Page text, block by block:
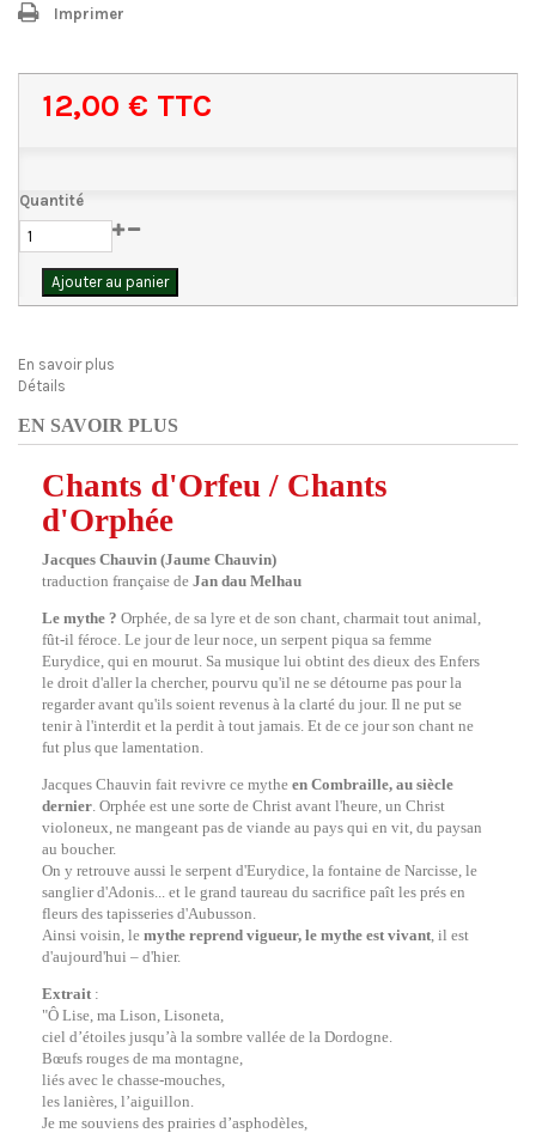
Imprimer
12,00 € TTC
Quantité
Ajouter au panier
En savoir plus
Détails
EN SAVOIR PLUS
Chants d'Orfeu / Chants
d'Orphée
Jacques Chauvin (Jaume Chauvin)
traduction française de Jan dau Melhau
Le mythe ? Orphée, de sa lyre et de son chant, charmait tout animal,
fût-il féroce. Le jour de leur noce, un serpent piqua sa femme
Eurydice, qui en mourut. Sa musique lui obtint des dieux des Enfers
le droit d'aller la chercher, pourvu qu'il ne se détourne pas pour la
regarder avant qu'ils soient revenus à la clarté du jour. Il ne put se
tenir à l'interdit et la perdit à tout jamais. Et de ce jour son chant ne
fut plus que lamentation.
Jacques Chauvin fait revivre ce mythe en Combraille, au siècle
dernier. Orphée est une sorte de Christ avant l'heure, un Christ
violoneux, ne mangeant pas de viande au pays qui en vit, du paysan
au boucher.
On y retrouve aussi le serpent d'Eurydice, la fontaine de Narcisse, le
sanglier d'Adonis... et le grand taureau du sacrifice paît les prés en
fleurs des tapisseries d'Aubusson.
Ainsi voisin, le mythe reprend vigueur, le mythe est vivant, il est
d'aujourd'hui – d'hier.
Extrait :
"Ô Lise, ma Lison, Lisoneta,
ciel d’étoiles jusqu’à la sombre vallée de la Dordogne.
Bœufs rouges de ma montagne,
liés avec le chasse-mouches,
les lanières, l’aiguillon.
Je me souviens des prairies d’asphodèles,